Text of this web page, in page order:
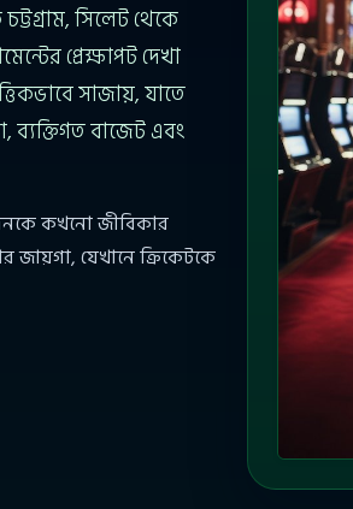
সিলেট থেকে
প্রেক্ষাপট দেখা
সাজায়, যাতে
ব্যক্তিগত বাজেট এবং
কখনো জীবিকার
জায়গা, যেখানে ক্রিকেটকে